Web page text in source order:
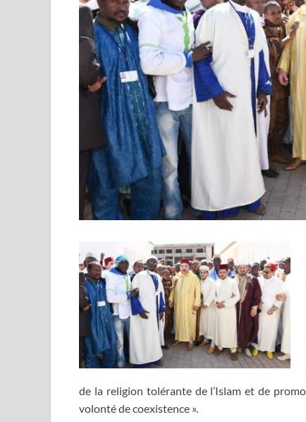
de la religion tolérante de l’Islam et de
volonté de coexistence ».